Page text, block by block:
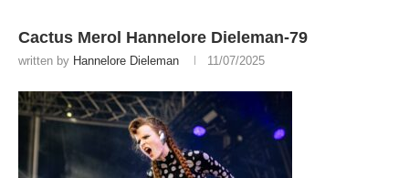
Cactus Merol Hannelore Dieleman-79
written by Hannelore Dieleman 11/07/2025